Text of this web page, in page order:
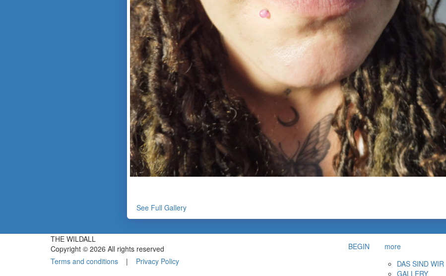
See Full Gallery
THE WILDALL
Copyright © 2026 All rights reserved
Terms and conditions | Privacy Policy
BEGIN
more
DAS SIND WIR
GALLERY